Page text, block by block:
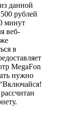
данной
рублей
минут
веб-
в
MegaFon
нужно